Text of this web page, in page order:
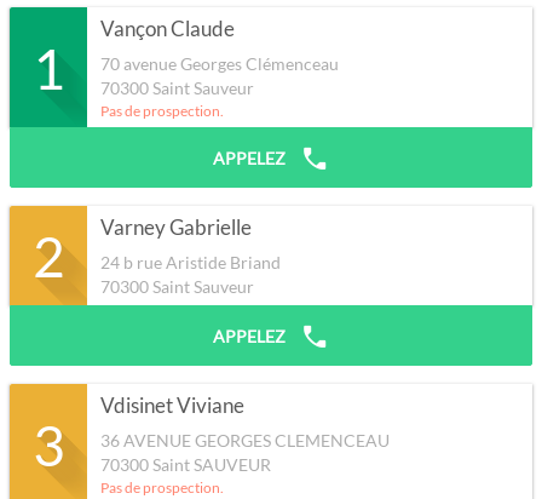
1
Vançon Claude
70 avenue Georges Clémenceau
70300Saint Sauveur
Pas de prospection.
APPELEZ
2 Varney Gabrielle
24 b rue Aristide Briand
70300Saint Sauveur
APPELEZ
3
Vdisinet Viviane
36 AVENUE GEORGES CLEMENCEAU
70300Saint SAUVEUR
Pas de prospection.